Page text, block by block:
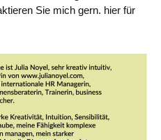
Sie mich gern. hier für